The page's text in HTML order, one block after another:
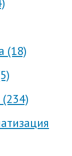
(18)